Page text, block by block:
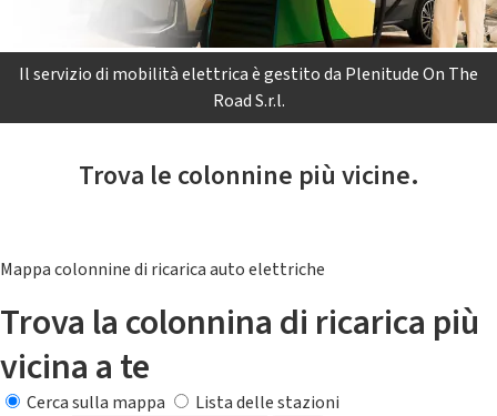
Il servizio di mobilità elettrica è gestito da Plenitude On The
Road S.r.l.
Trova le colonnine più vicine.
Mappa colonnine di ricarica auto elettriche
Trova la colonnina di ricarica più
vicina a te
Cerca sulla mappa
Lista delle stazioni